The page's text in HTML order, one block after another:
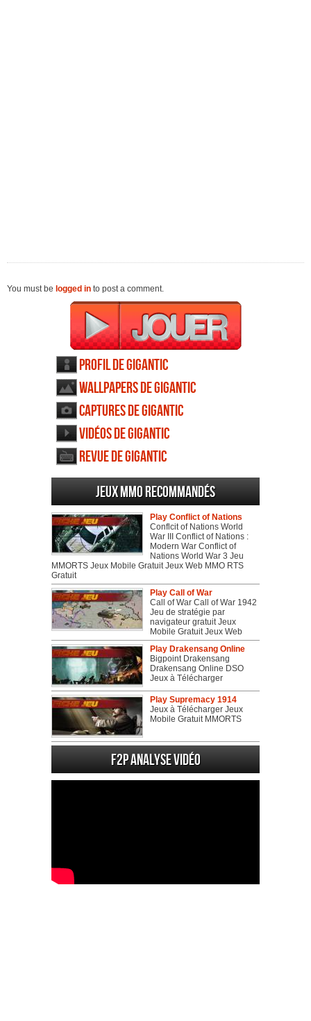
You must be logged in to post a comment.
Profil de Gigantic
Wallpapers de Gigantic
Captures de Gigantic
Vidéos de Gigantic
Revue de Gigantic
Jeux MMO recommandés
Play Conflict of Nations
Conflcit of Nations World
War III Conflict of Nations :
Modern War Conflict of
Nations World War 3 Jeu
MMORTS Jeux Mobile Gratuit Jeux Web MMO RTS
Gratuit
Play Call of War
Call of War Call of War 1942
Jeu de stratégie par
navigateur gratuit Jeux
Mobile Gratuit Jeux Web
Play Drakensang Online
Bigpoint Drakensang
Drakensang Online DSO
Jeux à Télécharger
Play Supremacy 1914
Jeux à Télécharger Jeux
Mobile Gratuit MMORTS
F2P Analyse vidéo